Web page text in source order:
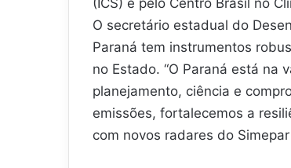
O secretário estadual do
Paraná tem instrumentos
no Estado. “O Paraná está na
planejamento, ciência e
emissões, fortalecemos a
com novos radares do